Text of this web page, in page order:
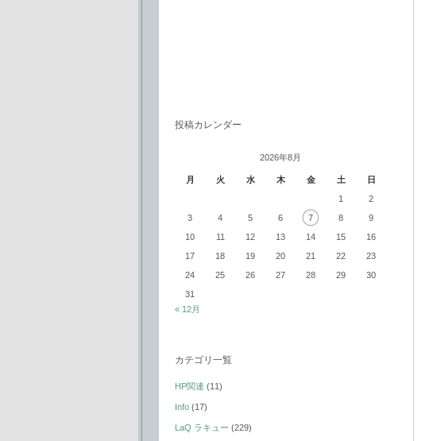
投稿カレンダー
2026年8月
月 火 水 木 金 土
日
1
2
3
4 5 6 7 8
9
10
11 12 13 14 15
16
17
18 19 20 21 22
23
24
25 26 27 28 29
30
31
« 12月
カテゴリ一覧
HP関連 (11)
Info (17)
LaQ ラキュー (229)